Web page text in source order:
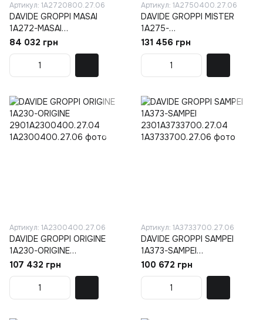
Артикул: 1A2720800.27.06
DAVIDE GROPPI MASAI
1A272-MASAI
11A2720800.27.04
84 032 грн
Артикул: 1A2750400.27.06
DAVIDE GROPPI MISTER
1A275-
MISTER1A2750400.27.04
131 456 грн
Артикул: 1A2300400.27.06
DAVIDE GROPPI ORIGINE
1A230-ORIGINE
2901A2300400.27.04
107 432 грн
Артикул: 1A3733700.27.06
DAVIDE GROPPI SAMPEI
1A373-SAMPEI
2301A3733700.27.04
100 672 грн